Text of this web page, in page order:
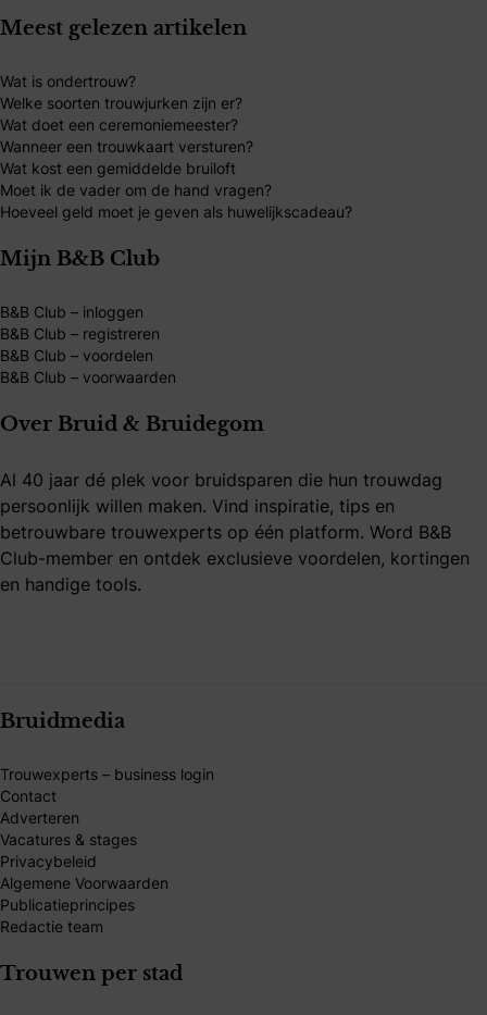
Meest gelezen artikelen
Wat is ondertrouw?
Welke soorten trouwjurken zijn er?
Wat doet een ceremoniemeester?
Wanneer een trouwkaart versturen?
Wat kost een gemiddelde bruiloft
Moet ik de vader om de hand vragen?
Hoeveel geld moet je geven als huwelijkscadeau?
Mijn B&B Club
B&B Club – inloggen
B&B Club – registreren
B&B Club – voordelen
B&B Club – voorwaarden
Over Bruid & Bruidegom
Al 40 jaar dé plek voor bruidsparen die hun trouwdag
persoonlijk willen maken. Vind inspiratie, tips en
betrouwbare trouwexperts op één platform. Word B&B
Club-member en ontdek exclusieve voordelen, kortingen
en handige tools.
Bruidmedia
Trouwexperts – business login
Contact
Adverteren
Vacatures & stages
Privacybeleid
Algemene Voorwaarden
Publicatieprincipes
Redactie team
Trouwen per stad